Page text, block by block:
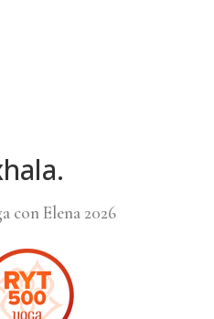
con Elena 2026